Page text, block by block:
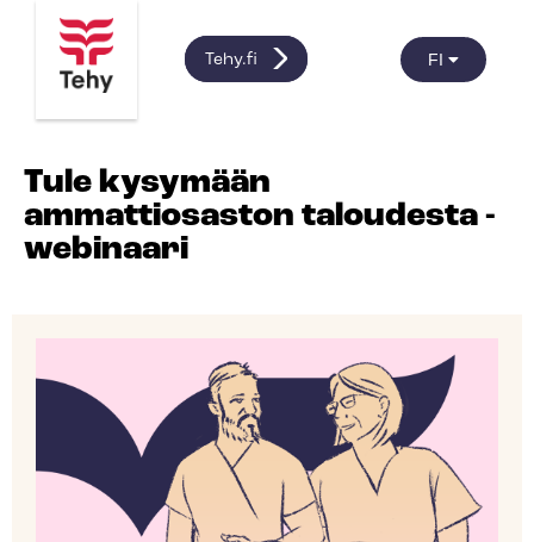
Tehy.fi FI
Tule kysymään
ammattiosaston taloudesta -
webinaari